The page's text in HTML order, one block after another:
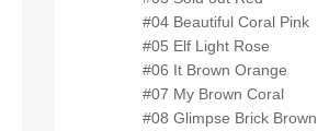
#04 Beautiful Coral Pink
#05 Elf Light Rose
#06 It Brown Orange
#07 My Brown Coral
#08 Glimpse Brick Brown